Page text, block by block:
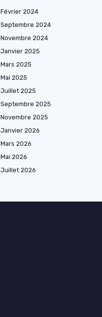
Février 2024
Septembre 2024
Novembre 2024
Janvier 2025
Mars 2025
Mai 2025
Juillet 2025
Septembre 2025
Novembre 2025
Janvier 2026
Mars 2026
Mai 2026
Juillet 2026